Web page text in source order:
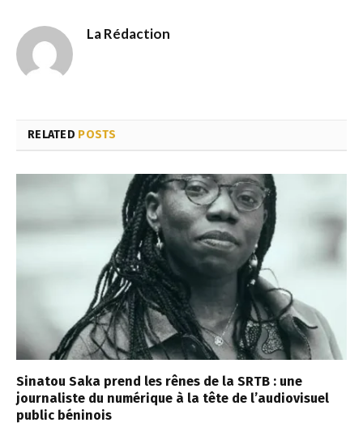
La Rédaction
RELATED POSTS
Sinatou Saka prend les rênes de la SRTB : une
journaliste du numérique à la tête de l’audiovisuel
public béninois